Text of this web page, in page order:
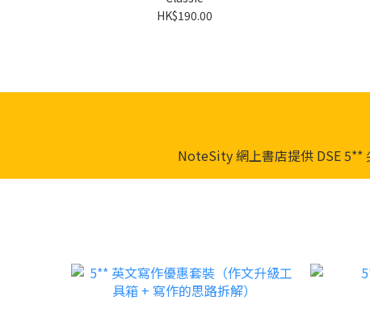
HK$190.00
NoteSity 網上書店提供 DSE 5**